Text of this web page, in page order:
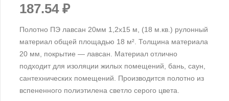
187.54₽
Полотно ПЭ лавсан 20мм 1,2х15 м, (18 м.кв.) рулонный
материал общей площадью 18 м². Толщина материала
20 мм, покрытие — лавсан. Материал отлично
подходит для изоляции жилых помещений, бань, саун,
сантехнических помещений. Производится полотно из
вспененного полиэтилена светло серого цвета.